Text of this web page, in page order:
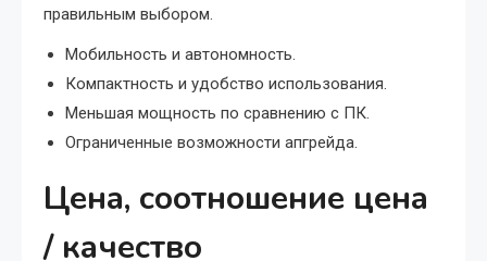
правильным выбором.
Мобильность и автономность.
Компактность и удобство использования.
Меньшая мощность по сравнению с ПК.
Ограниченные возможности апгрейда.
Цена, соотношение цена
/ качество